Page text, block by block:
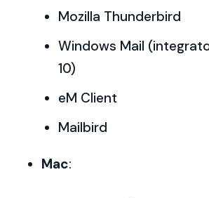
Mozilla Thunderbird
Windows Mail
10)
eM Client
Mailbird
Mac: